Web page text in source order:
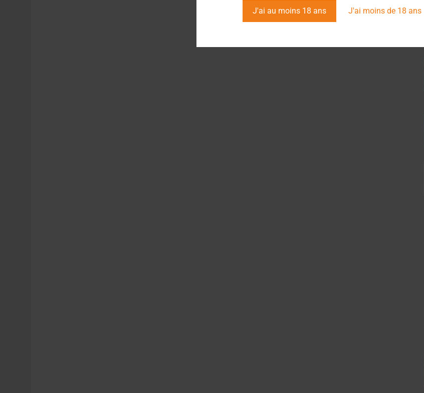
J'ai au moins 18 ans J'ai moins de 18 ans